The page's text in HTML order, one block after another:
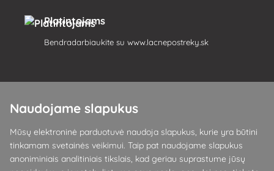
Platintojams
Bendradarbiaukite su www.lacnepostreky.sk
Visada suteiksime jums ekspertų patarimų
Skundai išnagrinėjami per 24 val
85 % sandėlyje esančių prekių
Naudojame slapukus
Mūsų elektroninė parduotuvė naudoja slapukus, kurie yra būtini
tinkamam svetainės veikimui. Taip pat naudojame slapukus
anoniminiais analitiniais tikslais, kad geriau suprastume jūsų